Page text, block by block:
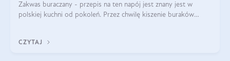
Zakwas buraczany - przepis na ten napój jest znany jest w
polskiej kuchni od pokoleń. Przez chwilę kiszenie buraków
CZYTAJ